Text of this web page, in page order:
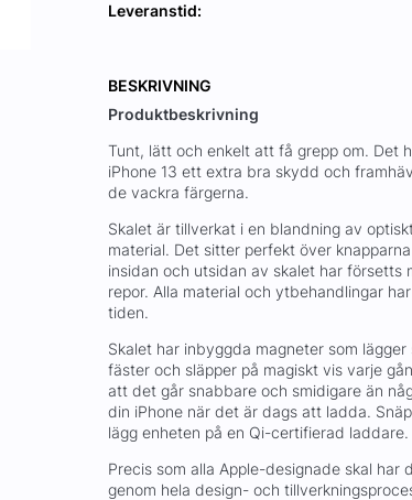
Leveranstid:
BESKRIVNING
Produktbeskrivning
Tunt, lätt och enkelt att få grepp om. Det
iPhone 13 ett extra bra skydd och
de vackra färgerna.
Skalet är tillverkat i en blandning av
material. Det sitter perfekt över
insidan och utsidan av skalet har försetts
repor. Alla material och ytbehandlingar
tiden.
Skalet har inbyggda magneter som
fäster och släpper på magiskt vis varje
att det går snabbare och smidigare än
din iPhone när det är dags att ladda.
lägg enheten på en Qi-certifierad laddare.
Precis som alla Apple-designade skal
genom hela design- och